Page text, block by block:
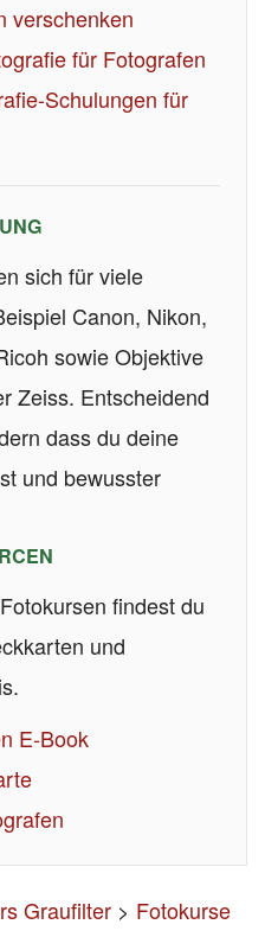
verschenken
für Fotografen
Schulungen für
sich für viele
Canon, Nikon,
sowie Objektive
Zeiss. Entscheidend
dass du deine
und bewusster
findest du
und
E-Book
Graufilter > Fotokurse